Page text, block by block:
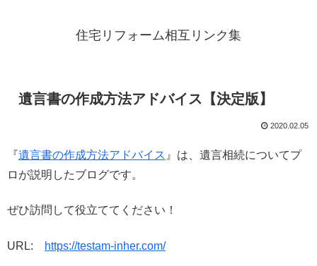
住宅リフォーム相互リンク集
遺言書の作成方法アドバイス【決定版】
2020.02.05
『遺言書の作成方法アドバイス 』は、遺言相続についてプ
ロが説明したブログです。
ぜひ訪問して役立ててください！
URL: https://testam-inher.com/